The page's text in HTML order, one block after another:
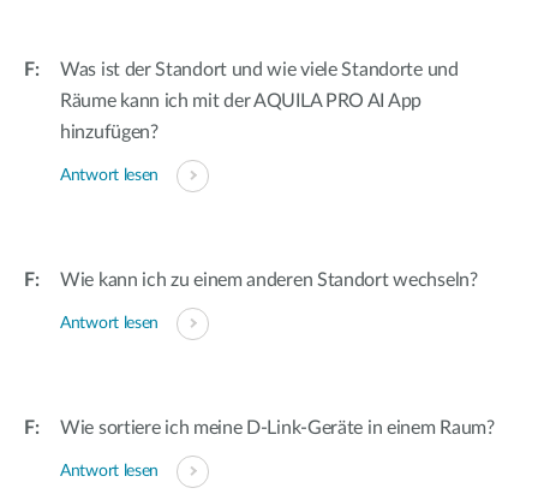
Was ist der Standort und wie viele Standorte und
Räume kann ich mit der AQUILA PRO AI App
hinzufügen?
Antwort lesen
Wie kann ich zu einem anderen Standort wechseln?
Antwort lesen
Wie sortiere ich meine D-Link-Geräte in einem Raum?
Antwort lesen